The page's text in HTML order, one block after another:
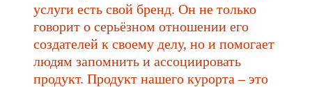
услуги есть свой бренд. Он не только
говорит о серьёзном отношении его
создателей к своему делу, но и помогает
людям запомнить и ассоциировать
продукт. Продукт нашего курорта – это